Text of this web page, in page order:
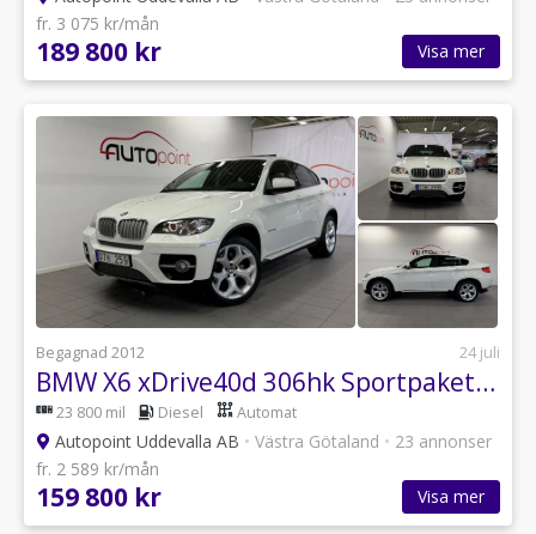
fr. 3 075 kr/mån
189 800 kr Visa mer
Begagnad 2012 24 juli
BMW X6 xDrive40d 306hk Sportpaket|Taklucka|Värmare
23 800 mil Diesel Automat
Autopoint Uddevalla AB • Västra Götaland • 23 annonser
fr. 2 589 kr/mån
159 800 kr Visa mer